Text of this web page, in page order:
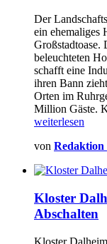
Der
ein ehemaliges
Großstadtoase.
beleuchteten
schafft eine
ihren Bann
Orten im
Million Gäste.
weiterlesen
von Redaktion
Kloster
Abschalten
Kloster